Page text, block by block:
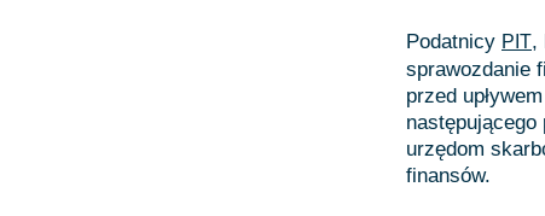
Podatnicy PIT,
sprawozdanie
przed
urzędom
finansów.